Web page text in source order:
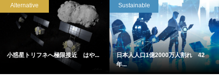
Alternative
小惑星トリフネへ極限接近 はや...
Sustainable
日本人人口1億2000万人割れ 42
年...